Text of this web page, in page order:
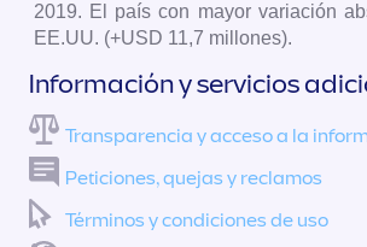
2019. El país con mayor variación
EE.UU. (+USD 11,7 millones).
Información y servicios
Transparencia y acceso a la
Peticiones, quejas y reclamos
Términos y condiciones de uso